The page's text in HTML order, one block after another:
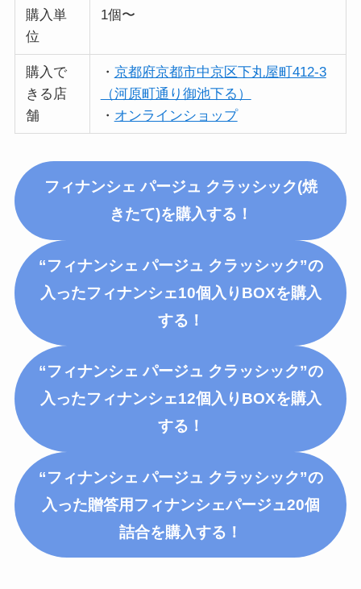
購入単
位
1個〜
購入で
きる店
舗
・ 京都府京都市中京区下丸屋町412-3
（河原町通り御池下る）
・ オンラインショップ
フィナンシェ パージュ クラッシック(焼
きたて)を購入する！
“フィナンシェ パージュ クラッシック”の
入ったフィナンシェ10個入りBOXを購入
する！
“フィナンシェ パージュ クラッシック”の
入ったフィナンシェ12個入りBOXを購入
する！
“フィナンシェ パージュ クラッシック”の
入った贈答用フィナンシェパージュ20個
詰合を購入する！